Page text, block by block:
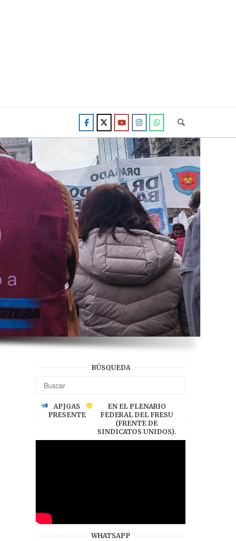
BÚSQUEDA
APJGAS
PRESENTE
EN EL PLENARIO
FEDERAL DEL FRESU
(FRENTE DE
SINDICATOS UNIDOS).
WHATSAPP